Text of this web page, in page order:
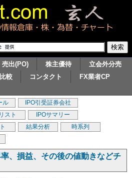
売出(PO) 株主優待
立会外分売
較 コンタクト
FX業者CP
ル
IPO引受証券会社
スト
IPOサマリー
結果分析
時系列
率、損益、その後の値動きなどチ